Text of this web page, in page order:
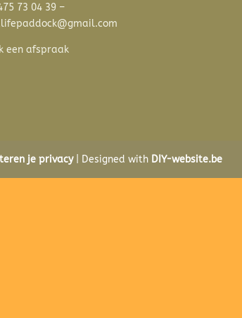
73 04 39 –
een afspraak
je privacy| Designed with DIY-website.be